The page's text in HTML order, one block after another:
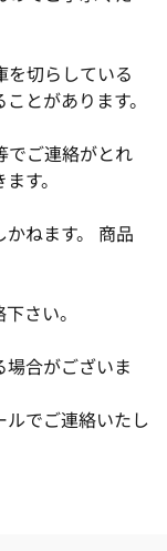
を切らしている
とがあります。
でご連絡がとれ
す。
ねます。 商品
さい。
合がございま
でご連絡いたし